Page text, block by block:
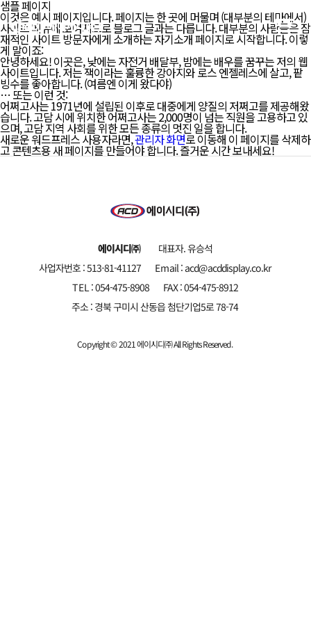
샘플 페이지
이것은 예시 페이지입니다. 페이지는 한 곳에 머물며 (대부분의 테마에서)
사이트 메뉴에 보여지므로 블로그 글과는 다릅니다. 대부분의 사람들은 잠
재적인 사이트 방문자에게 소개하는 자기소개 페이지로 시작합니다. 이렇
게 말이죠:
안녕하세요! 이곳은, 낮에는 자전거 배달부, 밤에는 배우를 꿈꾸는 저의 웹
사이트입니다. 저는 잭이라는 훌륭한 강아지와 로스 엔젤레스에 살고, 팥
빙수를 좋아합니다. (여름엔 이게 왔다야)
… 또는 이런 것:
어쩌고사는 1971년에 설립된 이후로 대중에게 양질의 저쩌고를 제공해왔
습니다. 고담 시에 위치한 어쩌고사는 2,000명이 넘는 직원을 고용하고 있
으며, 고담 지역 사회를 위한 모든 종류의 멋진 일을 합니다.
새로운 워드프레스 사용자라면,관리자 화면로 이동해 이 페이지를 삭제하
고 콘텐츠용 새 페이지를 만들어야 합니다. 즐거운 시간 보내세요!
에이시디㈜
대표자. 유승석
사업자번호 : 513-81-41127
Email : acd@acddisplay.co.kr
TEL : 054-475-8908
FAX : 054-475-8912
주소 : 경북 구미시 산동읍 첨단기업5로 78-74
Copyright © 2021 에이시디㈜ All Rights Reserved.